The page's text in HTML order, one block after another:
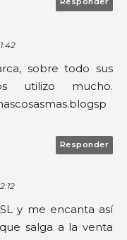
sobre todo sus
utilizo mucho.
Responder
y me encanta así
salga a la venta